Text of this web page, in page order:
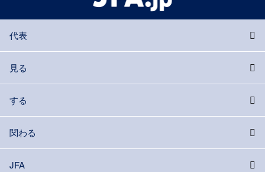
代表
見る
する
関わる
JFA